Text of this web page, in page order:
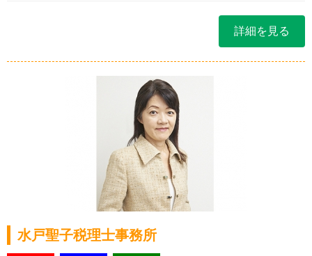
詳細を見る
水戸聖子税理士事務所